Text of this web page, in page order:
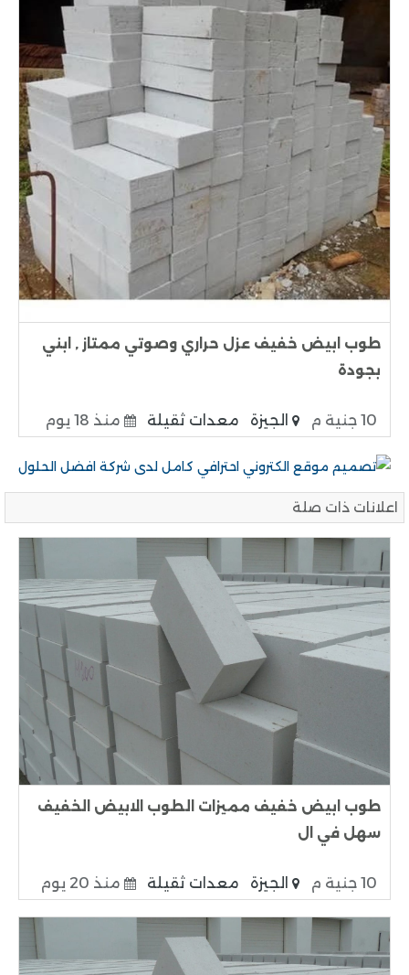
طوب ابيض خفيف عزل حراري وصوتي ممتاز , ابني
بجودة
10 جنية م الجيزة معدات ثقيلة منذ 18 يوم
اعلانات ذات صلة
طوب ابيض خفيف مميزات الطوب الابيض الخفيف
سهل في ال
10 جنية م الجيزة معدات ثقيلة منذ 20 يوم